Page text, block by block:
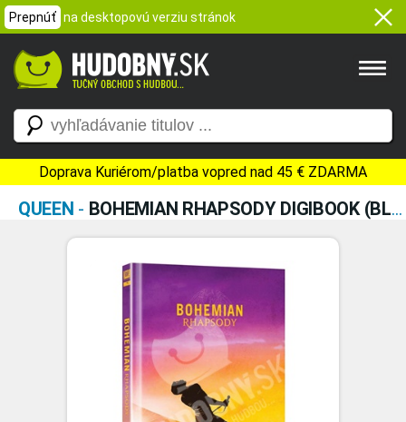
Prepnúť na desktopovú verziu stránok
Doprava Kuriérom/platba vopred nad 45 € ZDARMA
QUEEN - BOHEMIAN RHAPSODY DIGIBOOK (BLURAY)